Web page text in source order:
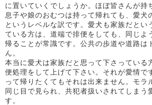
に置いていくでしょうか。ほぼ皆さんが持
息子や娘のおむつは持って帰れても、愛犬
というレベルな訳です。愛犬も家族だとい
ている方は、道端で排便をしても、同じよ
帰ることが常識です。公共の歩道や道路は
ん。
本当に愛犬は家族だと思って下さっている
便処理をして上げて下さい。それが愛情で
って帰りたくてもそれは出来ません。モラ
同じ目で見られ、共犯者扱いされてしまう
す。